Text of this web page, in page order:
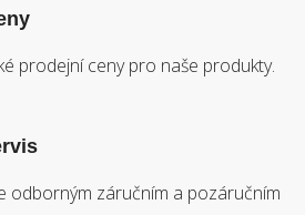
prodejní ceny pro naše produkty.
odborným záručním a pozáručním